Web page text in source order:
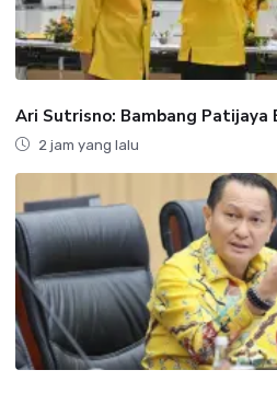
Ari Sutrisno: Bambang Patijaya
2 jam yang lalu